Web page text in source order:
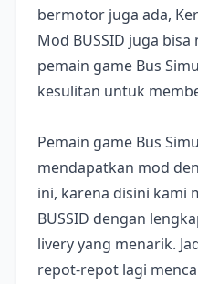
bermotor juga ada,
Mod BUSSID juga
pemain game Bus
kesulitan untuk
Pemain game Bus
mendapatkan mod
ini, karena disini kami
BUSSID dengan
livery yang menarik.
repot-repot lagi